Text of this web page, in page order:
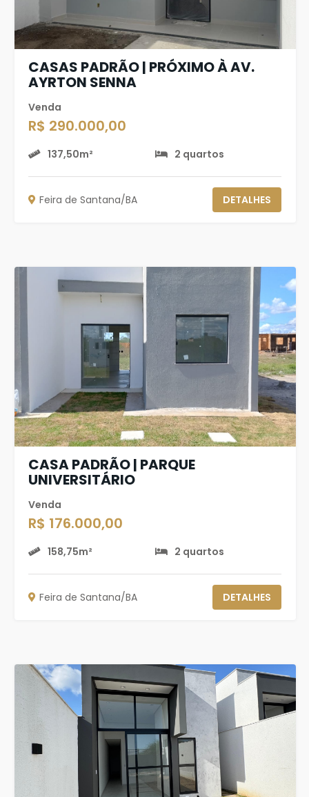
CASAS PADRÃO | PRÓXIMO À AV.
AYRTON SENNA
Venda
R$ 290.000,00
137,50m² 2 quartos
Feira de Santana/BA DETALHES
CASA PADRÃO | PARQUE
UNIVERSITÁRIO
Venda
R$ 176.000,00
158,75m² 2 quartos
Feira de Santana/BA DETALHES